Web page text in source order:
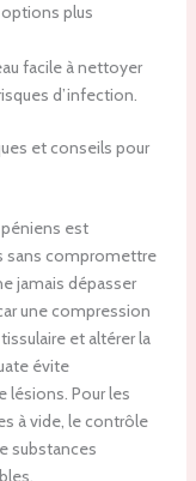
plus
facile à nettoyer
d’infection.
et conseils pour
est
sans compromettre
jamais dépasser
une compression
et altérer la
évite
lésions. Pour les
à vide, le contrôle
substances